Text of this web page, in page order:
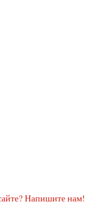
Напишите нам!